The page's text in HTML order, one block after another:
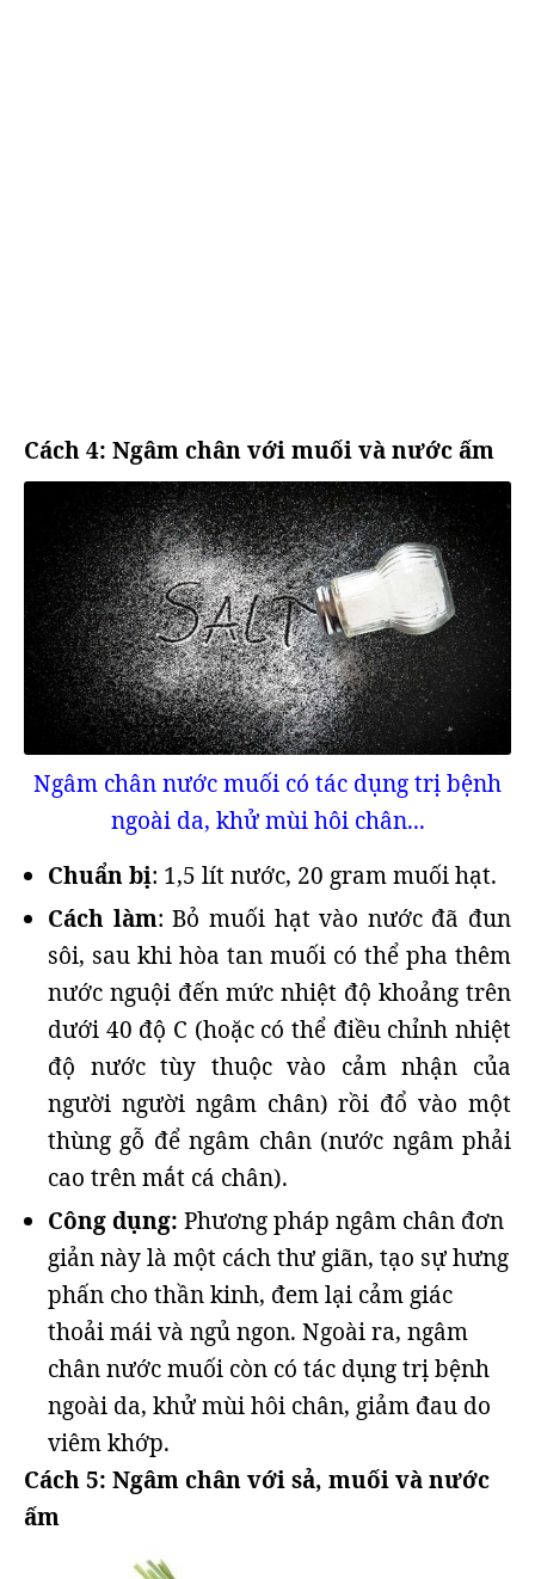
Cách 4: Ngâm chân với muối và nước ấm
Ngâm chân nước muối có tác dụng trị bệnh
ngoài da, khử mùi hôi chân...
Chuẩn bị: 1,5 lít nước, 20 gram muối hạt.
Cách làm: Bỏ muối hạt vào nước đã đun
sôi, sau khi hòa tan muối có thể pha thêm
nước nguội đến mức nhiệt độ khoảng trên
dưới 40 độ C (hoặc có thể điều chỉnh nhiệt
độ nước tùy thuộc vào cảm nhận của
người người ngâm chân) rồi đổ vào một
thùng gỗ để ngâm chân (nước ngâm phải
cao trên mắt cá chân).
Công dụng: Phương pháp ngâm chân đơn
giản này là một cách thư giãn, tạo sự hưng
phấn cho thần kinh, đem lại cảm giác
thoải mái và ngủ ngon. Ngoài ra, ngâm
chân nước muối còn có tác dụng trị bệnh
ngoài da, khử mùi hôi chân, giảm đau do
viêm khớp.
Cách 5: Ngâm chân với sả, muối và nước
ấm